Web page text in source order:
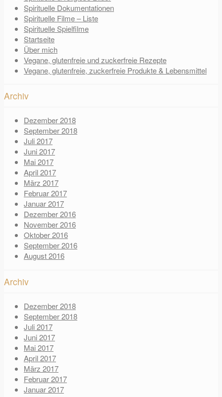
Spirituelle Dokumentationen
Spirituelle Filme – Liste
Spirituelle Spielfilme
Startseite
Über mich
Vegane, glutenfreie und zuckerfreie Rezepte
Vegane, glutenfreie, zuckerfreie Produkte & Lebensmittel
Archiv
Dezember 2018
September 2018
Juli 2017
Juni 2017
Mai 2017
April 2017
März 2017
Februar 2017
Januar 2017
Dezember 2016
November 2016
Oktober 2016
September 2016
August 2016
Archiv
Dezember 2018
September 2018
Juli 2017
Juni 2017
Mai 2017
April 2017
März 2017
Februar 2017
Januar 2017